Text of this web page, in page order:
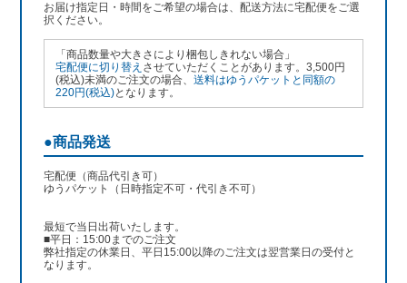
お届け指定日・時間をご希望の場合は、配送方法に宅配便をご選
択ください。
「商品数量や大きさにより梱包しきれない場合」
宅配便に切り替え させていただくことがあります。3,500円
(税込)未満のご注文の場合、送料はゆうパケットと同額の
220円(税込)となります。
●商品発送
宅配便（商品代引き可）
ゆうパケット（日時指定不可・代引き不可）
最短で当日出荷いたします。
■平日：15:00までのご注文
弊社指定の休業日、平日15:00以降のご注文は翌営業日の受付と
なります。